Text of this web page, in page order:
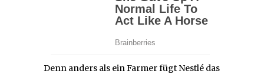
Denn anders als ein Farmer fügt Nestlé das